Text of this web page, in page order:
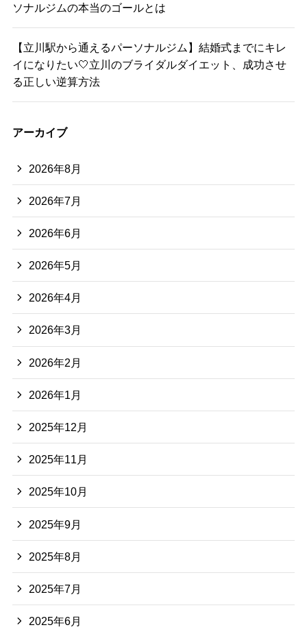
ソナルジムの本当のゴールとは
【立川駅から通えるパーソナルジム】結婚式までにキレ
イになりたい🤍立川のブライダルダイエット、成功させ
る正しい逆算方法
アーカイブ
2026年8月
2026年7月
2026年6月
2026年5月
2026年4月
2026年3月
2026年2月
2026年1月
2025年12月
2025年11月
2025年10月
2025年9月
2025年8月
2025年7月
2025年6月